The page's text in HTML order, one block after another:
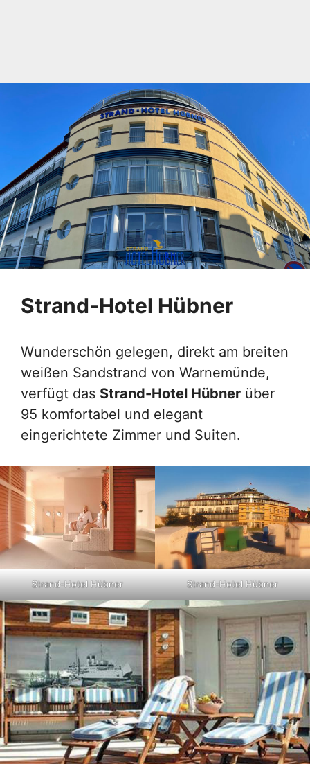
Strand-Hotel Hübner
Wunderschön gelegen, direkt am breiten
weißen Sandstrand von Warnemünde,
verfügt das Strand-Hotel Hübner über
95 komfortabel und elegant
eingerichtete Zimmer und Suiten.
Strand-Hotel Hübner Strand-Hotel Hübner